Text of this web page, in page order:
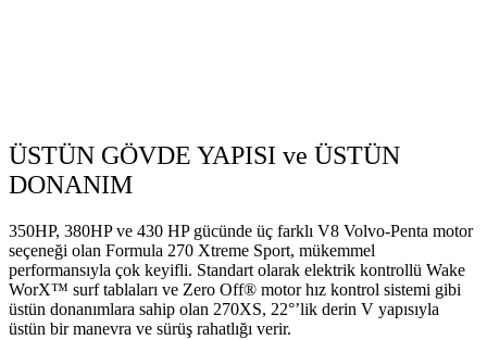
ÜSTÜN GÖVDE YAPISI ve ÜSTÜN
DONANIM
350HP, 380HP ve 430 HP gücünde üç farklı V8 Volvo-Penta motor
seçeneği olan Formula 270 Xtreme Sport, mükemmel
performansıyla çok keyifli. Standart olarak elektrik kontrollü Wake
WorX™ surf tablaları ve Zero Off® motor hız kontrol sistemi gibi
üstün donanımlara sahip olan 270XS, 22°’lik derin V yapısıyla
üstün bir manevra ve sürüş rahatlığı verir.